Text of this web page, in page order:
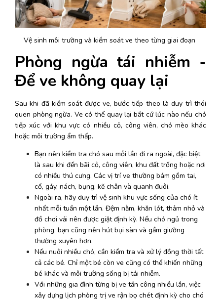
Vệ sinh môi trường và kiểm soát ve theo từng giai đoạn
Phòng ngừa tái nhiễm -
Để ve không quay lại
Sau khi đã kiểm soát được ve, bước tiếp theo là duy trì thói
quen phòng ngừa. Ve có thể quay lại bất cứ lúc nào nếu chó
tiếp xúc với khu vực có nhiều cỏ, công viên, chó mèo khác
hoặc môi trường ẩm thấp.
Bạn nên kiểm tra chó sau mỗi lần đi ra ngoài, đặc biệt
là sau khi đến bãi cỏ, công viên, khu đất trống hoặc nơi
có nhiều thú cưng. Các vị trí ve thường bám gồm tai,
cổ, gáy, nách, bụng, kẽ chân và quanh đuôi.
Ngoài ra, hãy duy trì vệ sinh khu vực sống của chó ít
nhất mỗi tuần một lần. Đệm nằm, khăn lót, thảm nhỏ và
đồ chơi vải nên được giặt định kỳ. Nếu chó ngủ trong
phòng, bạn cũng nên hút bụi sàn và gầm giường
thường xuyên hơn.
Nếu nuôi nhiều chó, cần kiểm tra và xử lý đồng thời tất
cả các bé. Chỉ một bé còn ve cũng có thể khiến những
bé khác và môi trường sống bị tái nhiễm.
Với những gia đình từng bị ve tấn công nhiều lần, việc
xây dựng lịch phòng trị ve rận bọ chét định kỳ cho chó